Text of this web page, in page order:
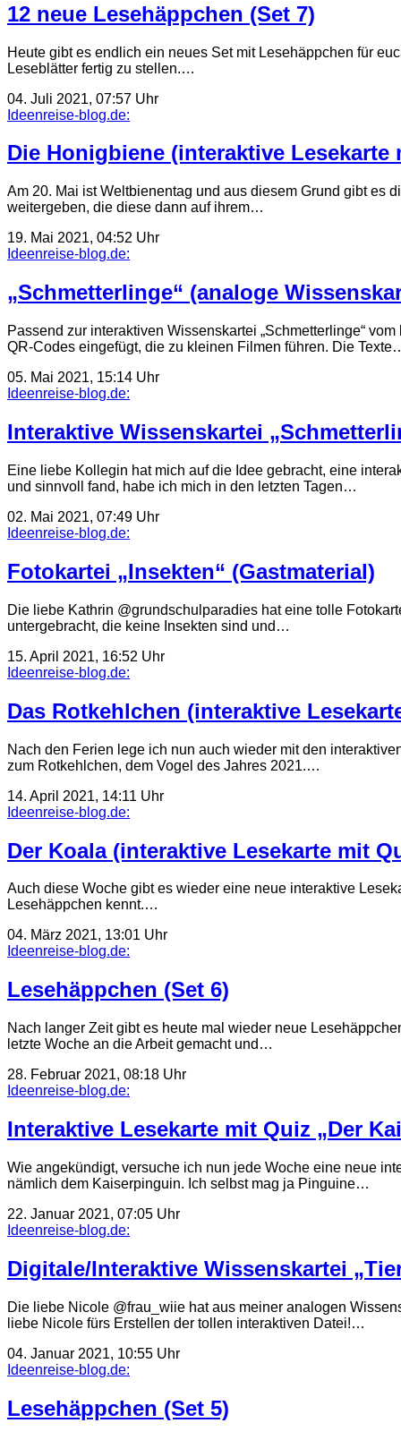
12 neue Lesehäppchen (Set 7)
Heute gibt es endlich ein neues Set mit Lesehäppchen für
Leseblätter fertig zu stellen.…
04. Juli 2021, 07:57 Uhr
Ideenreise-blog.de:
Die Honigbiene (interaktive Lesekarte
Am 20. Mai ist Weltbienentag und aus diesem Grund gibt es
weitergeben, die diese dann auf ihrem…
19. Mai 2021, 04:52 Uhr
Ideenreise-blog.de:
„Schmetterlinge“ (analoge
Passend zur interaktiven Wissenskartei „Schmetterlinge“
QR-Codes eingefügt, die zu kleinen Filmen führen. Die
05. Mai 2021, 15:14 Uhr
Ideenreise-blog.de:
Interaktive Wissenskartei
Eine liebe Kollegin hat mich auf die Idee gebracht, eine
und sinnvoll fand, habe ich mich in den letzten Tagen…
02. Mai 2021, 07:49 Uhr
Ideenreise-blog.de:
Fotokartei „Insekten“ (Gastmaterial)
Die liebe Kathrin @grundschulparadies hat eine tolle
untergebracht, die keine Insekten sind und…
15. April 2021, 16:52 Uhr
Ideenreise-blog.de:
Das Rotkehlchen (interaktive
Nach den Ferien lege ich nun auch wieder mit den
zum Rotkehlchen, dem Vogel des Jahres 2021.…
14. April 2021, 14:11 Uhr
Ideenreise-blog.de:
Der Koala (interaktive Lesekarte mit
Auch diese Woche gibt es wieder eine neue interaktive
Lesehäppchen kennt.…
04. März 2021, 13:01 Uhr
Ideenreise-blog.de:
Lesehäppchen (Set 6)
Nach langer Zeit gibt es heute mal wieder neue
letzte Woche an die Arbeit gemacht und…
28. Februar 2021, 08:18 Uhr
Ideenreise-blog.de:
Interaktive Lesekarte mit Quiz „Der
Wie angekündigt, versuche ich nun jede Woche eine neue
nämlich dem Kaiserpinguin. Ich selbst mag ja Pinguine…
22. Januar 2021, 07:05 Uhr
Ideenreise-blog.de:
Digitale/Interaktive Wissenskartei
Die liebe Nicole @frau_wiie hat aus meiner analogen
liebe Nicole fürs Erstellen der tollen interaktiven Datei!…
04. Januar 2021, 10:55 Uhr
Ideenreise-blog.de:
Lesehäppchen (Set 5)